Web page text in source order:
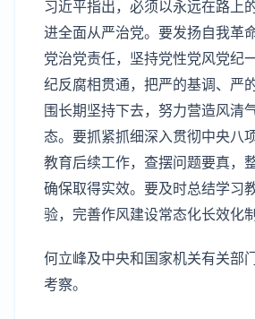
习近平指出，必须以永远在路上
进全面从严治党。要发扬自我革
党治党责任，坚持党性党风党纪
纪反腐相贯通，把严的基调、严
围长期坚持下去，努力营造风清
态。要抓紧抓细深入贯彻中央八
教育后续工作，查摆问题要真，
确保取得实效。要及时总结学习
验，完善作风建设常态化长效化
何立峰及中央和国家机关有关部
考察。